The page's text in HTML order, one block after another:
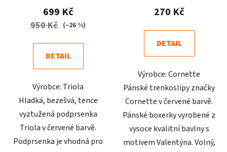
produktu
je
5
699 Kč
950 Kč (–26 %)
DETAIL
Výrobce: Triola
Hladká, bezešvá, tence
vyztužená podprsenka
Triola v červené barvě.
Podprsenka je vhodná pro
produktu
4,8
z
hvězdiček.
270 Kč
DETAIL
Výrobce: Cornette
Pánské trenkoslipy značky
Cornette v červené barvě.
Pánské boxerky vyrobené z
vysoce kvalitní bavlny s
motivem Valentýna. Volný,